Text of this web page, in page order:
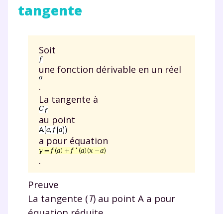
tangente
Soit
une fonction dérivable en un réel
.
La tangente à
au point
a pour équation
.
Preuve
La tangente (T) au point A a pour
Envie de progresser
et de réussir votre
Testez gratuitement
pendant 24h notre
plateforme de soutien
scolaire !